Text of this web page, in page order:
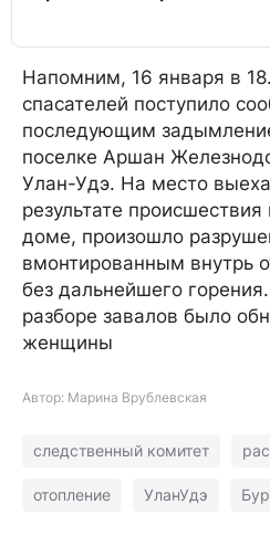
Напомним, 16 января в
спасателей поступило
последующим
поселке Аршан
Улан-Удэ. На место
результате
доме, произошло
вмонтированным внутрь
без дальнейшего
разборе завалов было
женщины
Автор: Марина Врублевская
следственный комитет
отопление УланУдэ